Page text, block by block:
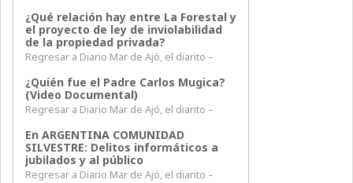
¿Qué relación hay entre La Forestal y
el proyecto de ley de inviolabilidad
de la propiedad privada?
Regresar a Diario Mar de Ajó, el diarito –
¿Quién fue el Padre Carlos Mugica?
(Video Documental)
Regresar a Diario Mar de Ajó, el diarito –
En ARGENTINA COMUNIDAD
SILVESTRE: Delitos informáticos a
jubilados y al público
Regresar a Diario Mar de Ajó, el diarito –